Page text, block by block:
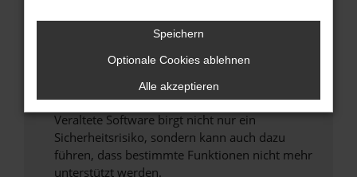
Das kann manchmal helfen, vorübergehende
Probleme zu beheben.
Stelle sicher, dass dein Browser und dein
Betriebssystem auf dem neuesten Stand
sind.
Veraltete Software birgt nicht nur ein
Sicherheitsrisiko, sondern kann auch dazu
führen, dass bestimmte Funktionen nicht mehr
unterstützt werden.
Speichern
Optionale Cookies ablehnen
Alle akzeptieren